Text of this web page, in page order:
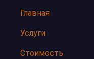
Главная
Услуги
Стоимость